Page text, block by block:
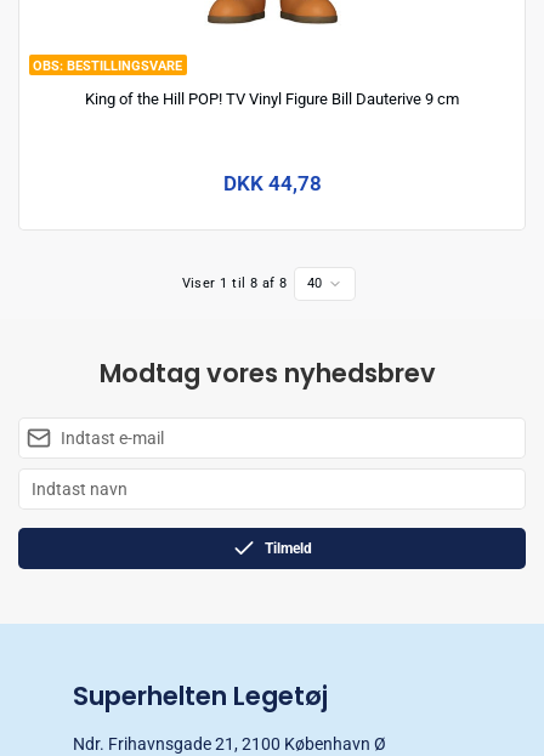
BESTILLINGSVARE
King of the Hill POP! TV Vinyl Figure Bill Dauterive 9 cm
DKK 44,78
Viser 1 til 8 af 8 40
Modtag vores nyhedsbrev
Tilmeld
Superhelten Legetøj
Ndr. Frihavnsgade 21, 2100 København Ø